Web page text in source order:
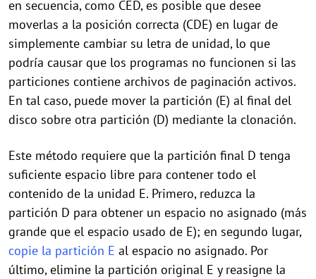
en secuencia, como CED, es posible que desee
moverlas a la posición correcta (CDE) en lugar de
simplemente cambiar su letra de unidad, lo que
podría causar que los programas no funcionen si las
particiones contiene archivos de paginación activos.
En tal caso, puede mover la partición (E) al final del
disco sobre otra partición (D) mediante la clonación.
Este método requiere que la partición final D tenga
suficiente espacio libre para contener todo el
contenido de la unidad E. Primero, reduzca la
partición D para obtener un espacio no asignado (más
grande que el espacio usado de E); en segundo lugar,
copie la partición E al espacio no asignado. Por
último, elimine la partición original E y reasigne la